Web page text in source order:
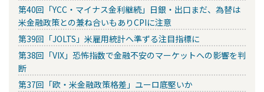
第40回「YCC・マイナス金利継続」日銀・出口まだ、為替は
米金融政策との兼ね合いもありCPIに注意
第39回「JOLTS」米雇用統計へ準ずる注目指標に
第38回「VIX」恐怖指数で金融不安のマーケットへの影響を判
断
第37回「欧・米金融政策格差」ユーロ底堅いか